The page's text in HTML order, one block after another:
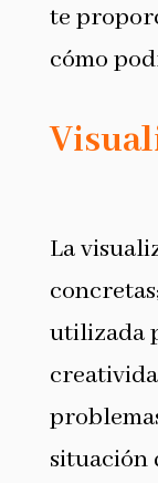
te
cómo
La
utilizada
situación